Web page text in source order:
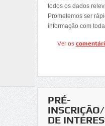
todos os dados
Prometemos ser
informação com
Ver os
PRÉ-
DE